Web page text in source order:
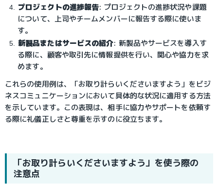
プロジェクトの進捗報告: プロジェクトの進捗状況や課題
について、上司やチームメンバーに報告する際に使いま
す。
新製品またはサービスの紹介: 新製品やサービスを導入す
る際に、顧客や取引先に情報提供を行い、関心や協力を求
めます。
これらの使用例は、「お取り計らいくださいますよう」をビジ
ネスコミュニケーションにおいて具体的な状況に適用する方法
を示しています。この表現は、相手に協力やサポートを依頼す
る際に礼儀正しさと尊重を示すのに役立ちます。
「お取り計らいくださいますよう」を使う際の
注意点